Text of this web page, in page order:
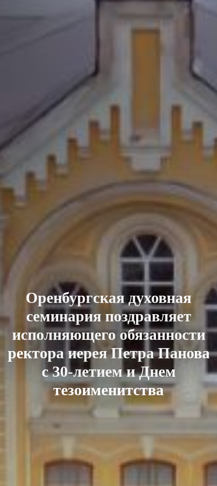
Оренбургская духовная
семинария поздравляет
исполняющего обязанности
ректора иерея Петра Панова
с 30-летием и Днем
тезоименитства